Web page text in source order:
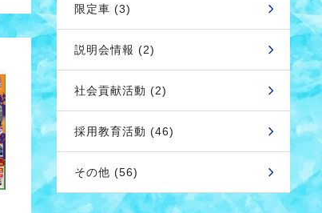
限定車 (3)
説明会情報 (2)
社会貢献活動 (2)
採用教育活動 (46)
その他 (56)